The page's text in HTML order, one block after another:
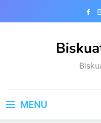
MENU